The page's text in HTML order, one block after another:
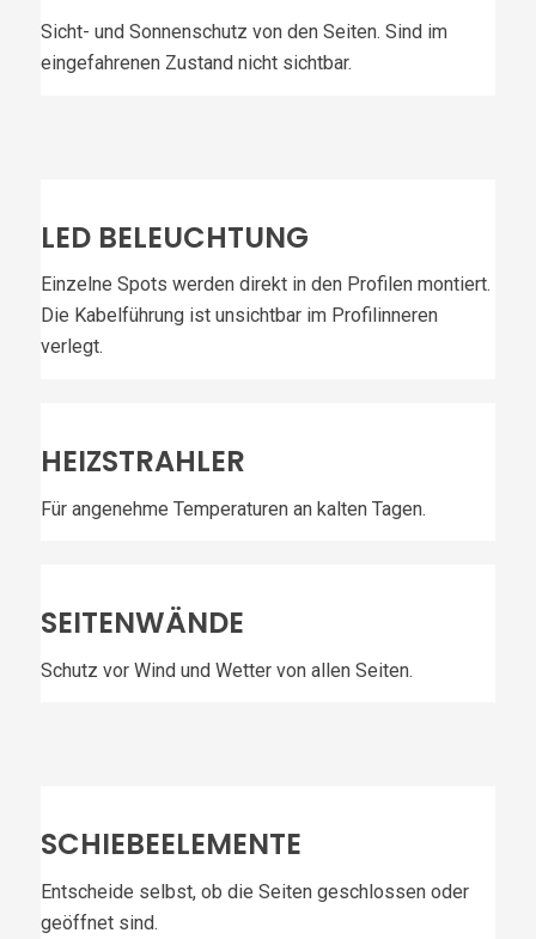
Sicht- und Sonnenschutz von den Seiten. Sind im
eingefahrenen Zustand nicht sichtbar.
LED BELEUCHTUNG
Einzelne Spots werden direkt in den Profilen montiert.
Die Kabelführung ist unsichtbar im Profilinneren
verlegt.
HEIZSTRAHLER
Für angenehme Temperaturen an kalten Tagen.
SEITENWÄNDE
Schutz vor Wind und Wetter von allen Seiten.
SCHIEBEELEMENTE
Entscheide selbst, ob die Seiten geschlossen oder
geöffnet sind.